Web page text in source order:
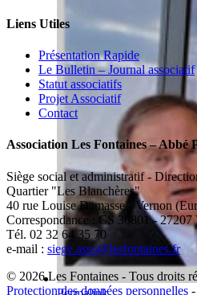
Liens Utiles
Présentation Rapide
Le Bulletin – Journal associatif
Statut associatifs
Projet Associatif
Contact
Association Les Fontaines – Abbé
Siège social et administratif -
Quartier "Les Blanchères"
40 rue Louise Damasse - Vernon
Correspondance : CS 30801 - 27207
Tél. 02 32 64 35 70
e-mail : siege.asso@lesfontaines.fr
© 2026 Les Fontaines - Tous droits
Protection des données personnelles -